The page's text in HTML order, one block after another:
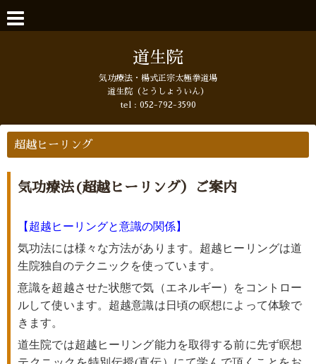
道生院
気功療法・楊式正宗太極拳道場
道生院（とうしょういん）
tel : 052-792-3590
超越ヒーリング
気功療法(超越ヒーリング）ご案内
【超越ヒーリングと意識の関係】
気功法には様々な方法があります。 超越ヒーリングは道
生院独自のテクニックを使っています。
意識を超越させた状態で気（エネルギー）をコントロー
ルして使います。 超越意識は日頃の瞑想によって体験で
きます。
道生院では超越ヒーリング能力を取得する前に先ず瞑想